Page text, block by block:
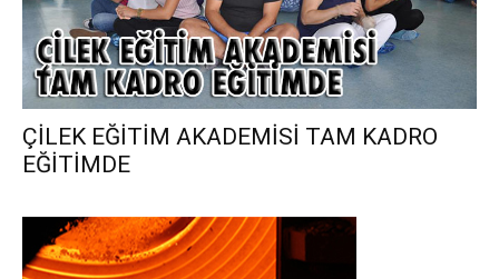
ÇİLEK EĞİTİM AKADEMİSİ TAM KADRO
EĞİTİMDE